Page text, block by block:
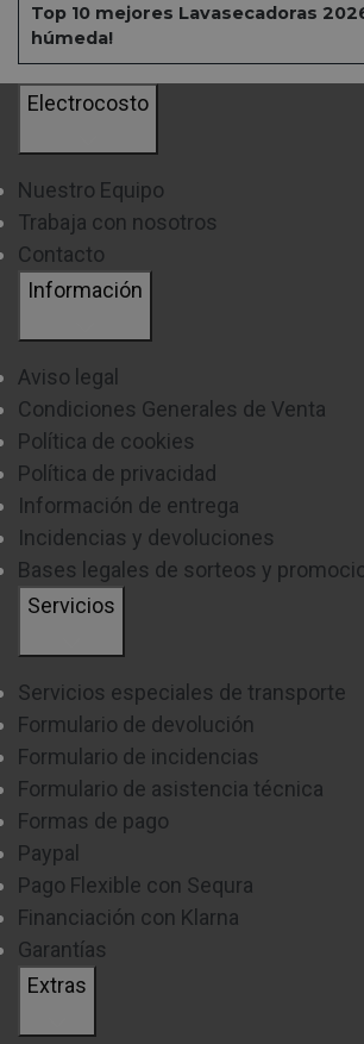
Top 10 mejores Lavasecadoras
húmeda!
Electrocosto
Nuestro Equipo
Trabaja con nosotros
Contacto
Información
Aviso legal
Condiciones Generales de Venta
Política de cookies
Política de privacidad
Información de entrega
Incidencias y devoluciones
Bases legales de sorteos y
Servicios
Servicios especiales de transporte
Formulario de devolución
Formulario de incidencias
Formulario de asistencia técnica
Formas de pago
Paypal
Pago Flexible con Sequra
Financiación con Klarna
Garantías
Extras